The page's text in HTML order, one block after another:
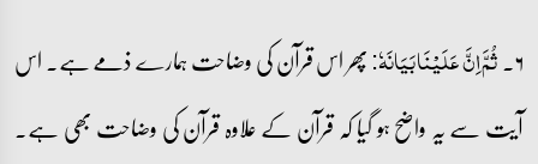
۶۔ ثُمَّ اِنَّ عَلَیۡنَا بَیَانَہٗ:پھر اس قرآن کی وضاحت ہمارے ذمے ہے۔ اس
آیت سے یہ واضح ہو گیا کہ قرآن کے علاوہ قرآن کی وضاحت بھی ہے۔